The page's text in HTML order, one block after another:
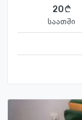
20
საათში